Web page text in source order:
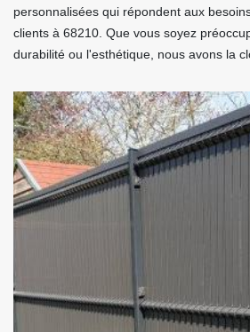
personnalisées qui répondent aux
clients à 68210. Que vous soyez
durabilité ou l'esthétique, nous avons la